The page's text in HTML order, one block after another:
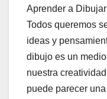
w
t
t
r
e
o
o
t
r
e
t
Aprender a
Todos queremos
ideas y
dibujo es un
nuestra
puede parecer